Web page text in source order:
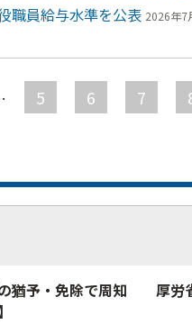
職員給与水準を公表 2026年7
5 6 7
猶予・免除で周知 厚労